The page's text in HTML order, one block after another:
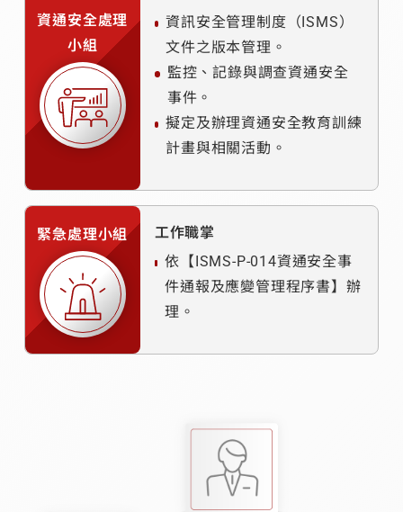
資通安全處理
小組
資訊安全管理制度（ISMS）
文件之版本管理。
監控、記錄與調查資通安全
事件。
擬定及辦理資通安全教育訓練
計畫與相關活動。
緊急處理小組
工作職掌
依【ISMS-P-014資通安全事
件通報及應變管理程序書】辦
理。